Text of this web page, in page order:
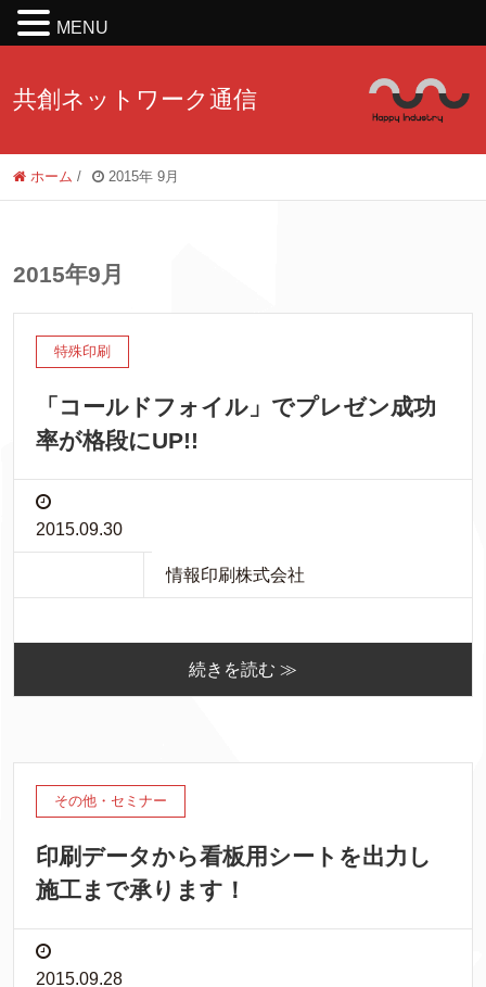
共創ネットワーク通信
ホーム / 2015年 9月
2015年9月
特殊印刷
「コールドフォイル」でプレゼン成功
率が格段にUP!!
2015.09.30
情報印刷株式会社
続きを読む ≫
その他・セミナー
印刷データから看板用シートを出力し
施工まで承ります！
2015.09.28
MENU